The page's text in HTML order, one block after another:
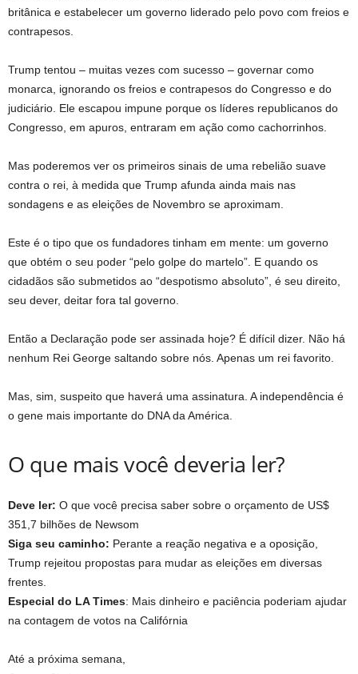
britânica e estabelecer um governo liderado pelo povo com freios e
contrapesos.
Trump tentou – muitas vezes com sucesso – governar como
monarca, ignorando os freios e contrapesos do Congresso e do
judiciário. Ele escapou impune porque os líderes republicanos do
Congresso, em apuros, entraram em ação como cachorrinhos.
Mas poderemos ver os primeiros sinais de uma rebelião suave
contra o rei, à medida que Trump afunda ainda mais nas
sondagens e as eleições de Novembro se aproximam.
Este é o tipo que os fundadores tinham em mente: um governo
que obtém o seu poder “pelo golpe do martelo”. E quando os
cidadãos são submetidos ao “despotismo absoluto”, é seu direito,
seu dever, deitar fora tal governo.
Então a Declaração pode ser assinada hoje? É difícil dizer. Não há
nenhum Rei George saltando sobre nós. Apenas um rei favorito.
Mas, sim, suspeito que haverá uma assinatura. A independência é
o gene mais importante do DNA da América.
O que mais você deveria ler?
Deve ler: O que você precisa saber sobre o orçamento de US$
351,7 bilhões de Newsom
Siga seu caminho: Perante a reação negativa e a oposição,
Trump rejeitou propostas para mudar as eleições em diversas
frentes.
Especial do LA Times: Mais dinheiro e paciência poderiam ajudar
na contagem de votos na Califórnia
Até a próxima semana,